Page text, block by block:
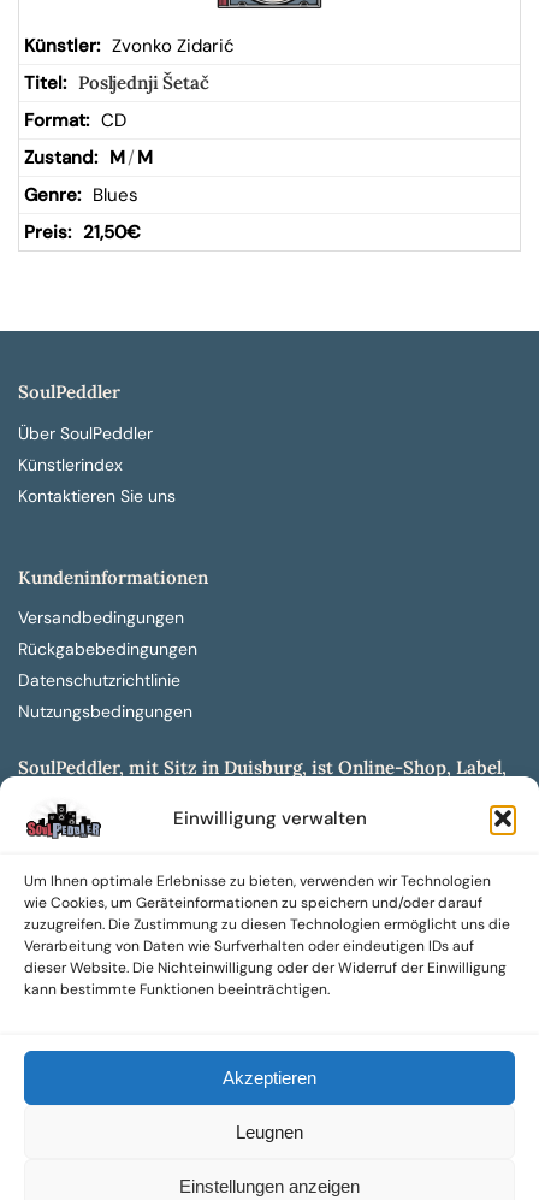
Einwilligung verwalten
Um Ihnen optimale Erlebnisse zu bieten, verwenden wir Technologien
wie Cookies, um Geräteinformationen zu speichern und/oder darauf
zuzugreifen. Die Zustimmung zu diesen Technologien ermöglicht uns die
Verarbeitung von Daten wie Surfverhalten oder eindeutigen IDs auf
dieser Website. Die Nichteinwilligung oder der Widerruf der Einwilligung
kann bestimmte Funktionen beeinträchtigen.
Akzeptieren
Leugnen
Einstellungen anzeigen
Zvonko Zidarić
Posljednji Šetač
CD
M/ M
Blues
21,50€
SoulPeddler
Über SoulPeddler
Künstlerindex
Kontaktieren Sie uns
Kundeninformationen
Versandbedingungen
Rückgabebedingungen
Datenschutzrichtlinie
Nutzungsbedingungen
SoulPeddler, mit Sitz in Duisburg, ist Online-Shop, Label,
entwickelt aus dem SoulPeddler Vinyl-Presswerk und
unserer Online-Gig-Plattform.
Wir bieten eine breite Auswahl an sowohl hochgradig
sammelwürdigen als auch Mainstream-Titeln und -Formaten auf
Vinyl, CD und weiteren Medien.
Sowohl neue als auch gebrauchte, nach Zustand bewertete
Wir setzen uns leidenschaftlich für unabhängige Künstler und
Labels ein und bieten hochwertige, maßgeschneiderte Lösungen
aus über 30 Jahren Erfahrung in der Musikindustrie.
SoulPeddler Mailorder, Records & Vinyl Production – DUBOX –